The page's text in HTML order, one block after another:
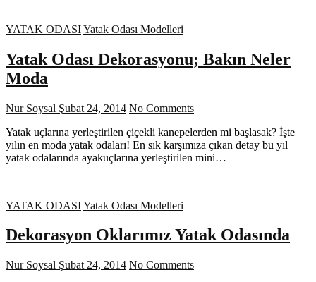
YATAK ODASIYatak Odası Modelleri
Yatak Odası Dekorasyonu; Bakın Neler
Moda
Nur Soysal Şubat 24, 2014 No Comments
Yatak uçlarına yerleştirilen çiçekli kanepelerden mi başlasak? İşte
yılın en moda yatak odaları! En sık karşımıza çıkan detay bu yıl
yatak odalarında ayakuçlarına yerleştirilen mini…
YATAK ODASIYatak Odası Modelleri
Dekorasyon Oklarımız Yatak Odasında
Nur Soysal Şubat 24, 2014 No Comments